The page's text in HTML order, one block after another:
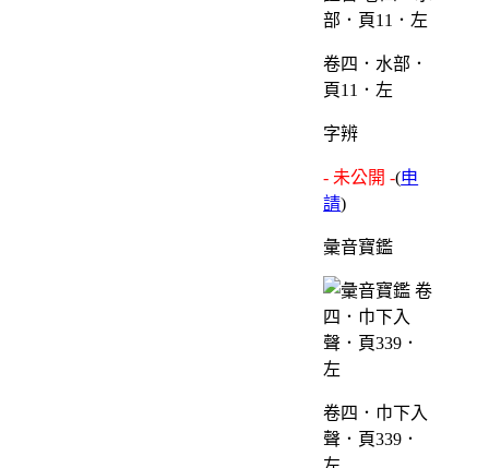
卷四．水部．
頁11．左
字辨
- 未公開 -(申
請)
彙音寶鑑
卷四．巾下入
聲．頁339．